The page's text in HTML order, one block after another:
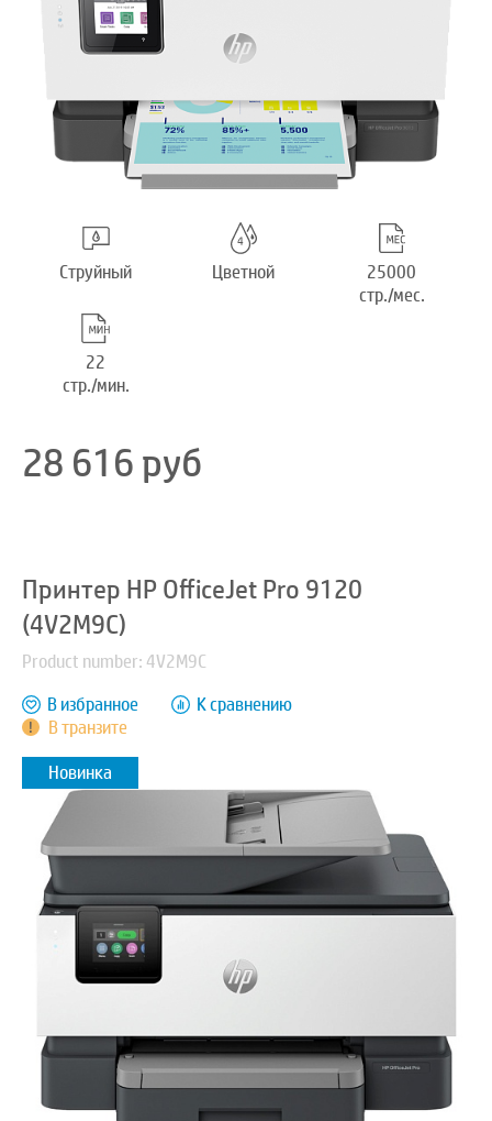
Струйный Цветной
25000
стр./мес.
22
стр./мин.
28 616руб
Принтер HP OfficeJet Pro 9120
(4V2M9C)
Новинка
Product number: 4V2M9C
В транзите
В избранное К сравнению